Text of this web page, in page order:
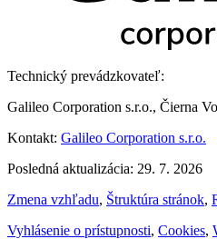
Technický prevádzkovateľ:
Galileo Corporation s.r.o., Čierna
Kontakt: Galileo Corporation s.r.o.
Posledná aktualizácia: 29. 7. 2026
Zmena vzhľadu, Štruktúra stránok,
Vyhlásenie o prístupnosti, Cookies,